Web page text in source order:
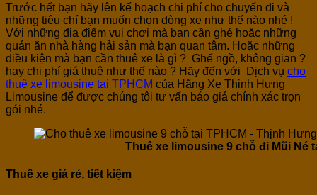
Trước hết bạn hãy lên kế hoạch chi phí cho chuyến đi và
những tiêu chí bạn muốn chọn dòng xe như thế nào nhé !
Với những địa điểm vui chơi mà bạn cần ghé hoặc những
quán ăn nhà hàng hải sản mà bạn quan tâm. Hoặc những
điều kiện mà bạn cần thuê xe là gì ? Ghế ngồ, không gian ?
hay chi phí giá thuê như thế nào ? Hãy đến với Dịch vụ cho
thuê xe limousine tại TPHCM của Hãng Xe Thịnh Hưng
Limousine để được chúng tôi tư vấn báo giá chính xác trọn
gói nhé.
Thuê xe limousine 9 chỗ đi Mũi Né
Thuê xe giá rẻ, tiết kiệm